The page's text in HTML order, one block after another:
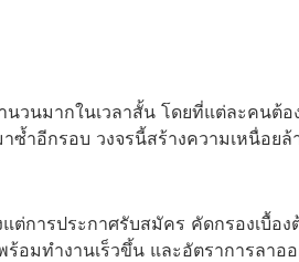
วนมากในเวลาสั้น โดยที่แต่ละคน
อีกรอบ วงจรนี้สร้างความเหนื่อย
การประกาศรับสมัคร คัดกรองเบื้
มทำงานเร็วขึ้น และอัตราการลาอ